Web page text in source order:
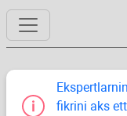
fikrini aks